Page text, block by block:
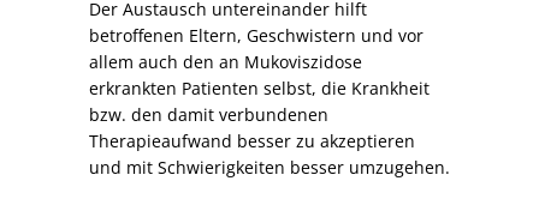
Der Austausch untereinander hilft
betroffenen Eltern, Geschwistern und vor
allem auch den an Mukoviszidose
erkrankten Patienten selbst, die Krankheit
bzw. den damit verbundenen
Therapieaufwand besser zu akzeptieren
und mit Schwierigkeiten besser umzugehen.